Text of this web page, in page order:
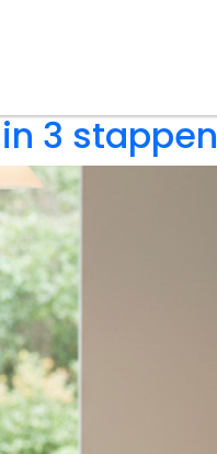
3 stappen